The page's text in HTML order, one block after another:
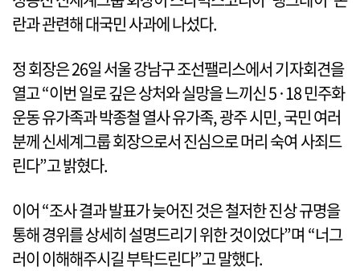
란과 관련해 대국민 사과에 나섰다.
정 회장은 26일 서울 강남구 조선팰리스에서 기자회견을
열고 “이번 일로 깊은 상처와 실망을 느끼신 5·18 민주화
운동 유가족과 박종철 열사 유가족, 광주 시민, 국민 여러
분께 신세계그룹 회장으로서 진심으로 머리 숙여 사죄드
린다”고 밝혔다.
이어 “조사 결과 발표가 늦어진 것은 철저한 진상 규명을
통해 경위를 상세히 설명드리기 위한 것이었다”며 “너그
러이 이해해주시길 부탁드린다”고 말했다.